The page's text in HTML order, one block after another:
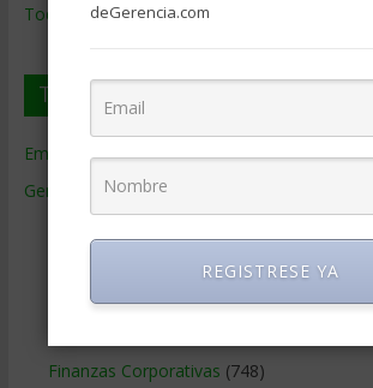
Todos los Temas
Temas de Gerencia
Empresas de Gerencia(38)
Gerencia
(9.481)
Ciencias Económicas(80)
Educacion Gerencial
Finanzas Corporativas (748)
deGerencia.com
REGISTRESE YA